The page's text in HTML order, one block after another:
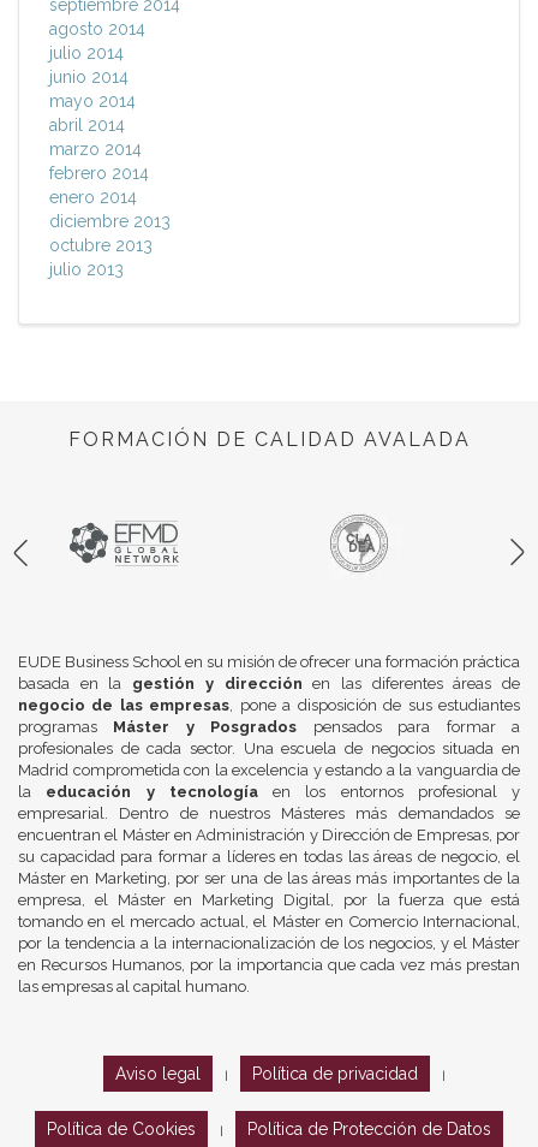
septiembre 2014
agosto 2014
julio 2014
junio 2014
mayo 2014
abril 2014
marzo 2014
febrero 2014
enero 2014
diciembre 2013
octubre 2013
julio 2013
FORMACIÓN DE CALIDAD AVALADA
EUDE Business School en su misión de ofrecer una formación práctica
basada en la gestión y dirección en las diferentes áreas de
negocio de las empresas, pone a disposición de sus estudiantes
programas Máster y Posgrados pensados para formar a
profesionales de cada sector. Una escuela de negocios situada en
Madrid comprometida con la excelencia y estando a la vanguardia de
la educación y tecnologíaen los entornos profesional y
empresarial. Dentro de nuestros Másteres más demandados se
encuentran el Máster en Administración y Dirección de Empresas, por
su capacidad para formar a líderes en todas las áreas de negocio, el
Máster en Marketing, por ser una de las áreas más importantes de la
empresa, el Máster en Marketing Digital, por la fuerza que está
tomando en el mercado actual, el Máster en Comercio Internacional,
por la tendencia a la internacionalización de los negocios, y el Máster
en Recursos Humanos, por la importancia que cada vez más prestan
las empresas al capital humano.
Aviso legal Política de privacidad
Política de Cookies Política de Protección de Datos